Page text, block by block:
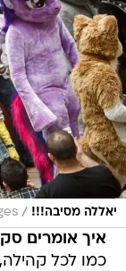
יאללה מסיבה!!! /
איך אומרים
כמו לכל